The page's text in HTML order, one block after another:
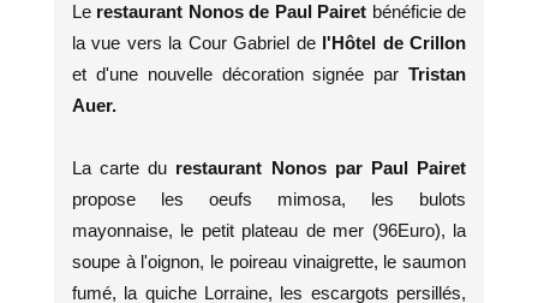
Le restaurant Nonos de Paul Pairet bénéficie de
la vue vers la Cour Gabriel de l'Hôtel de Crillon
et d'une nouvelle décoration signée par Tristan
Auer.
La carte du restaurant Nonos par Paul Pairet
propose les oeufs mimosa, les bulots
mayonnaise, le petit plateau de mer (96Euro), la
soupe à l'oignon, le poireau vinaigrette, le saumon
fumé, la quiche Lorraine, les escargots persillés,